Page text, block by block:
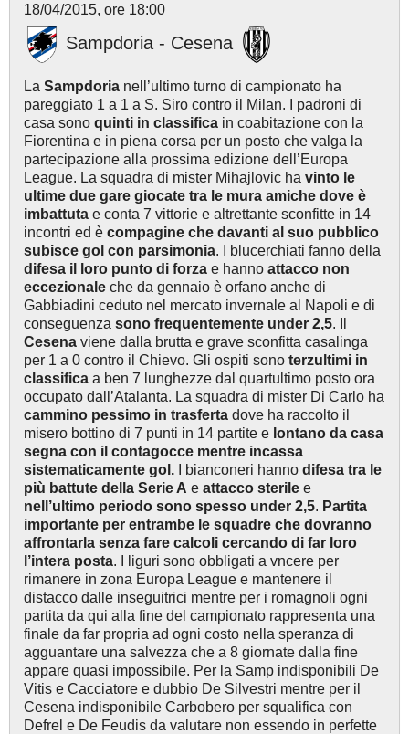
18/04/2015, ore 18:00
Sampdoria - Cesena
La Sampdoria nell’ultimo turno di campionato ha
pareggiato 1 a 1 a S. Siro contro il Milan. I padroni di
casa sono quinti in classifica in coabitazione con la
Fiorentina e in piena corsa per un posto che valga la
partecipazione alla prossima edizione dell’Europa
League. La squadra di mister Mihajlovic ha vinto le
ultime due gare giocate tra le mura amiche dove è
imbattuta e conta 7 vittorie e altrettante sconfitte in 14
incontri ed è compagine che davanti al suo pubblico
subisce gol con parsimonia. I blucerchiati fanno della
difesa il loro punto di forza e hanno attacco non
eccezionale che da gennaio è orfano anche di
Gabbiadini ceduto nel mercato invernale al Napoli e di
conseguenza sono frequentemente under 2,5. Il
Cesena viene dalla brutta e grave sconfitta casalinga
per 1 a 0 contro il Chievo. Gli ospiti sono terzultimi in
classifica a ben 7 lunghezze dal quartultimo posto ora
occupato dall’Atalanta. La squadra di mister Di Carlo ha
cammino pessimo in trasferta dove ha raccolto il
misero bottino di 7 punti in 14 partite e lontano da casa
segna con il contagocce mentre incassa
sistematicamente gol. I bianconeri hanno difesa tra le
più battute della Serie A e attacco sterile e
nell’ultimo periodo sono spesso under 2,5. Partita
importante per entrambe le squadre che dovranno
affrontarla senza fare calcoli cercando di far loro
l’intera posta. I liguri sono obbligati a vncere per
rimanere in zona Europa League e mantenere il
distacco dalle inseguitrici mentre per i romagnoli ogni
partita da qui alla fine del campionato rappresenta una
finale da far propria ad ogni costo nella speranza di
agguantare una salvezza che a 8 giornate dalla fine
appare quasi impossibile. Per la Samp indisponibili De
Vitis e Cacciatore e dubbio De Silvestri mentre per il
Cesena indisponibile Carbobero per squalifica con
Defrel e De Feudis da valutare non essendo in perfette